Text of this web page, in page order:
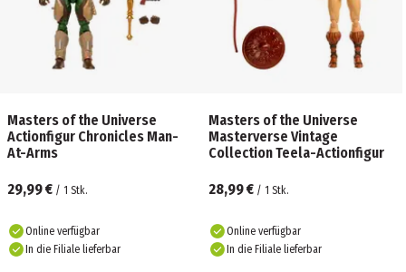
Masters of the Universe
Actionfigur Chronicles Man-
At-Arms
29,99 € / 1 Stk.
Online verfügbar
In die Filiale lieferbar
Masters of the Universe
Masterverse Vintage
Collection Teela-Actionfigur
28,99 € / 1 Stk.
Online verfügbar
In die Filiale lieferbar